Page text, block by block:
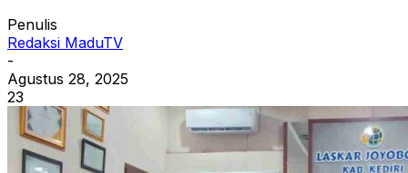
Penulis
Redaksi MaduTV
-
Agustus 28, 2025
23